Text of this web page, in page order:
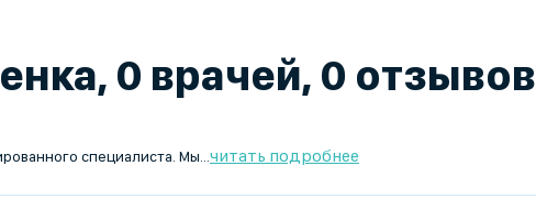
0 врачей, 0 отзывов
читать подробнее